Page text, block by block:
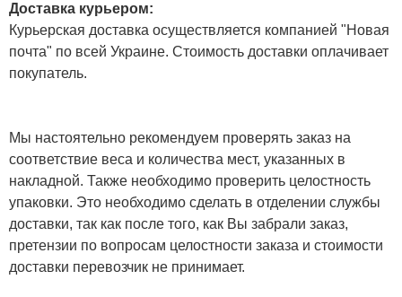
Доставка курьером:
Курьерская доставка осуществляется компанией "Новая
почта" по всей Украине. Стоимость доставки оплачивает
покупатель.
Мы настоятельно рекомендуем проверять заказ на
соответствие веса и количества мест, указанных в
накладной. Также необходимо проверить целостность
упаковки. Это необходимо сделать в отделении службы
доставки, так как после того, как Вы забрали заказ,
претензии по вопросам целостности заказа и стоимости
доставки перевозчик не принимает.